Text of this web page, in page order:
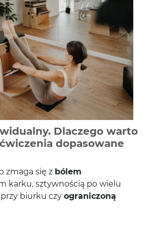
Dlaczego warto
dopasowane
zmaga się z bólem
karku, szty­wnoś­cią po wielu
biurku czy ogranic­zoną
Dlaczego warto postawić na